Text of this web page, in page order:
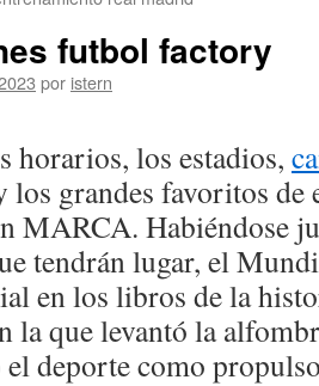
futbol factory
por istern
horarios, los estadios,
los grandes favoritos de
MARCA. Habiéndose
tendrán lugar, el
en los libros de la
la que levantó la
deporte como